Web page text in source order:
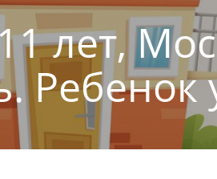
лет,
Ребенок